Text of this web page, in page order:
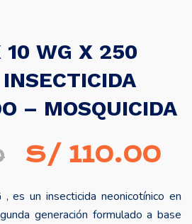
10 WG X 250
– MOSQUICIDA
El
original
S/ 110.00
, es un insecticida neonicotínico en
generación formulado a base